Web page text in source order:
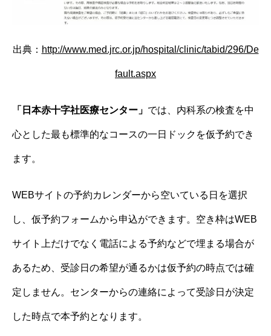
出典： http://www.med.jrc.or.jp/hospital/clinic/tabid/296/De
fault.aspx
「日本赤十字社医療センター」 では、内科系の検査を中
心とした最も標準的なコースの一日ドックを仮予約でき
ます。
WEBサイトの予約カレンダーから空いている日を選択
し、仮予約フォームから申込ができます。空き枠はWEB
サイト上だけでなく電話による予約などで埋まる場合が
あるため、受診日の希望が通るかは仮予約の時点では確
定しません。センターからの連絡によって受診日が決定
した時点で本予約となります。